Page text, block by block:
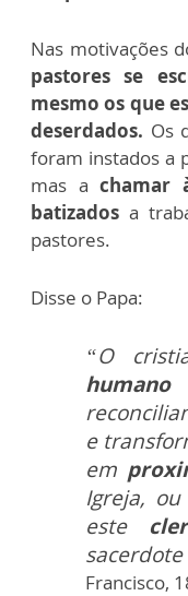
Nas motivações
pastores se
mesmo os que
deserdados. Os
foram instados a
mas a chamar
batizados a
pastores.
Disse o Papa:
“O
e
em
Igreja,
este
Francisco,